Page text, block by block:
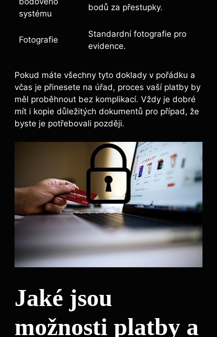
systému
bodů za přestupky.
Fotografie
Standardní​ fotografie pro
evidence.
Pokud máte všechny tyto ⁣doklady v pořádku a
včas je‌ přinesete na úřad, proces vaší platby by
měl proběhnout bez komplikací. Vždy je dobré
mít i kopie důležitých dokumentů pro případ, že
byste je potřebovali ‍později.
Jaké jsou
možnosti platby a